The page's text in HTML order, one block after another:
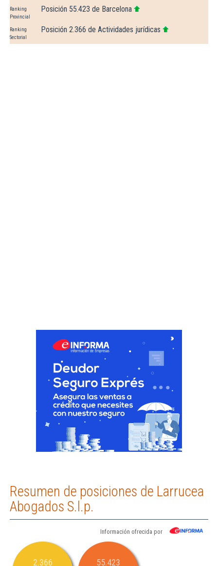
Ranking
Provincial
Posición 55.423 de Barcelona
Ranking
Sectorial
Posición 2.366 de Actividades jurídicas
Resumen de posiciones de Larrucea
Abogados S.l.p.
Información ofrecida por
2.366 55.423